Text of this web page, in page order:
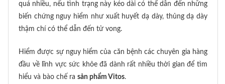
quá nhiều, nếu tình trạng này kéo dài có thể dẫn đến những
biến chứng nguy hiểm như xuất huyết dạ dày, thủng dạ dày
thậm chí có thể dẫn đến tử vong.
Hiểm được sự nguy hiểm của căn bệnh các chuyên gia hàng
đầu về lĩnh vực sức khỏe đã dành rất nhiều thời gian để tìm
hiểu và bào chế ra sản phẩm Vitos.